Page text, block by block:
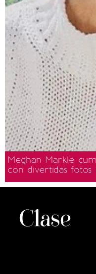
Meghan Markle
con divertidas fotos